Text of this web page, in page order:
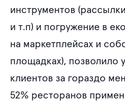
инструментов
и т.п) и погружение в
на маркетплейсах и
площадках), позволило
клиентов за гораздо
52% ресторанов